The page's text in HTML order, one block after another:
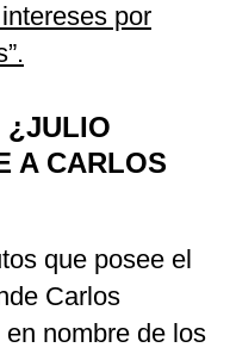
por
¿JULIO
A CARLOS
que posee el
Carlos
nombre de los